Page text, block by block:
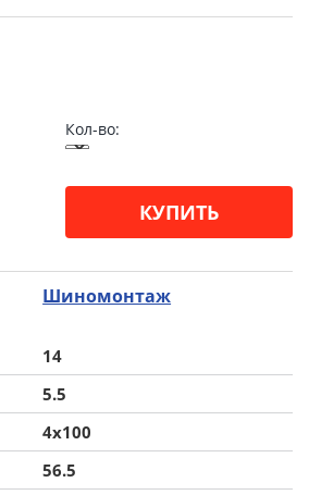
Кол-во:
КУПИТЬ
Шиномонтаж
14
5.5
4x100
56.5